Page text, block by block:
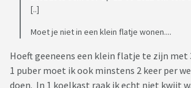
[..]
Moet je niet in een klein flatje wonen....
Hoeft geeneens een klein flatje te zijn met
1 puber moet ik ook minstens 2 keer per
doen. In 1 koelkast raak ik echt niet kwijt